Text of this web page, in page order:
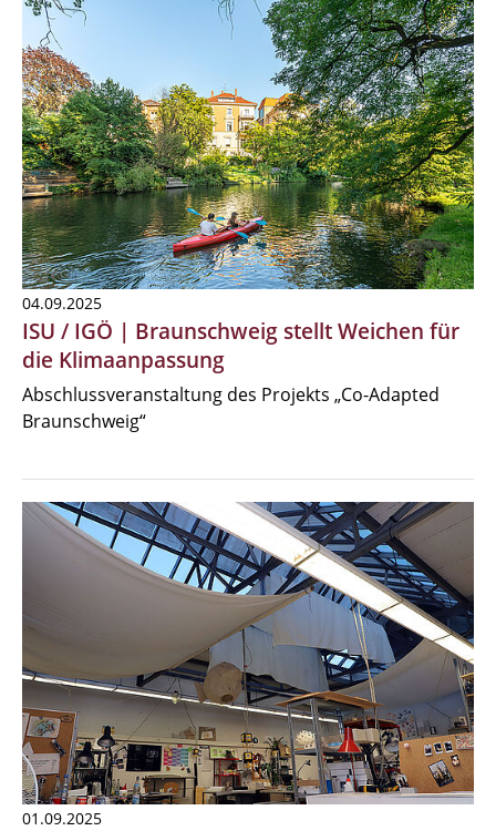
04.09.2025
ISU / IGÖ | Braunschweig stellt Weichen für
die Klimaanpassung
Abschlussveranstaltung des Projekts „Co-Adapted
Braunschweig“
01.09.2025